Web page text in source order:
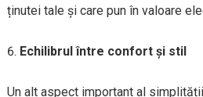
ținutei tale și care pun în valoare
Echilibrul între confort și stil
Un alt aspect important al